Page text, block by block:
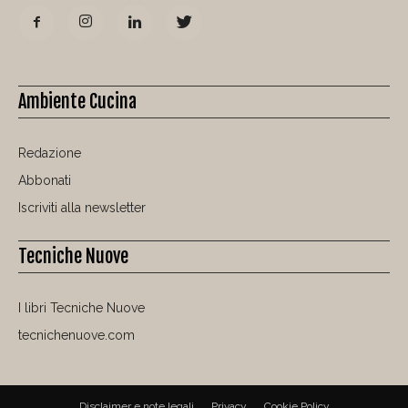
Ambiente Cucina
Redazione
Abbonati
Iscriviti alla newsletter
Tecniche Nuove
I libri Tecniche Nuove
tecnichenuove.com